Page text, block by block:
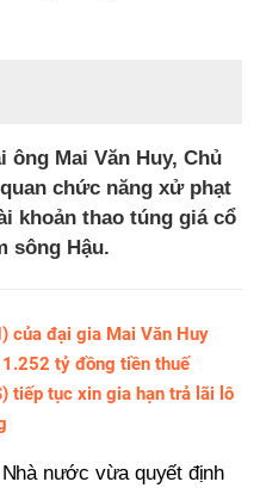
ông Mai Văn Huy, Chủ
chức năng xử phạt
khoản thao túng giá cổ
sông Hậu.
của đại gia Mai Văn Huy
tỷ đồng tiền thuế
tiếp tục xin gia hạn trả lãi lô
nước vừa quyết định